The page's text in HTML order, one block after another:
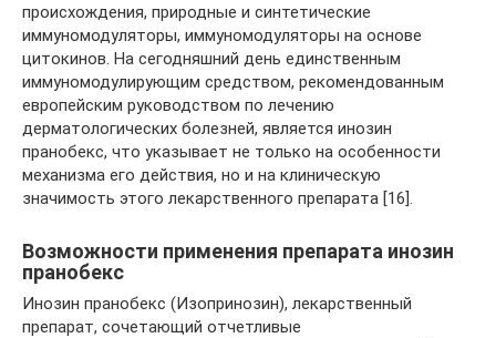
происхождения, природные и синтетические
иммуномодуляторы, иммуномодуляторы на основе
цитокинов. На сегодняшний день единственным
иммуномодулирующим средством, рекомендованным
европейским руководством по лечению
дерматологических болезней, является инозин
пранобекс, что указывает не только на особенности
механизма его действия, но и на клиническую
значимость этого лекарственного препарата [16].
Возможности применения препарата инозин
пранобекс
Инозин пранобекс (Изопринозин), лекарственный
препарат, сочетающий отчетливые